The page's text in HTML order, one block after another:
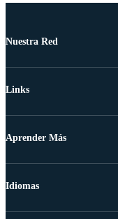
Nuestra Red
Links
Aprender Más
Idiomas